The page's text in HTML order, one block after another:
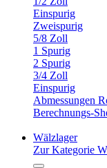
Einspurig
Zweispurig
5/8 Zoll
1 Spurig
2 Spurig
3/4 Zoll
Einspurig
Abmessungen
Berechnungs-
Wälzlager
Zur Kategorie